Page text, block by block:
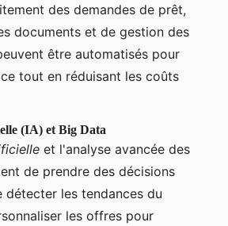
des demandes de prêt,
documents et de gestion des
être automatisés pour
tout en réduisant les coûts
(IA) et Big Data
et l'analyse avancée des
de prendre des décisions
détecter les tendances du
les offres pour